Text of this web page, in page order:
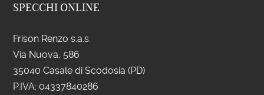
SPECCHI ONLINE
Frison Renzo s.a.s.
Via Nuova, 586
35040 Casale di Scodosia (PD)
P.IVA: 04337840286